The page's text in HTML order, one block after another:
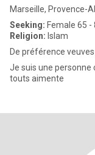
Marseille, Provence-
Seeking: Female 65 -
Religion: Islam
De préférence
Je suis une personne
touts aimente